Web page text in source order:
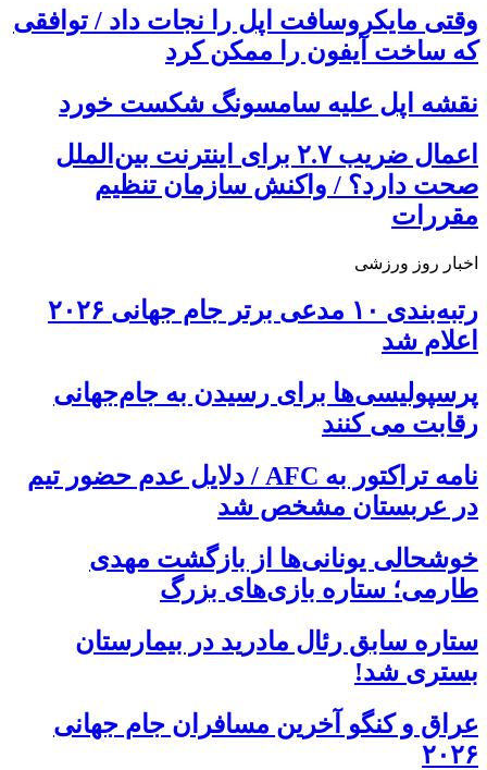
وقتی مایکروسافت اپل را نجات داد / توافقی
که ساخت آیفون را ممکن کرد
نقشه اپل علیه سامسونگ شکست خورد
اعمال ضریب ۲.۷ برای اینترنت بین‌الملل
صحت دارد؟ / واکنش سازمان تنظیم
مقررات
اخبار روز ورزشی
رتبه‌بندی ۱۰ مدعی برتر جام جهانی ۲۰۲۶
اعلام شد
پرسپولیسی‌ها برای رسیدن به جام‌جهانی
رقابت می کنند
نامه تراکتور به AFC / دلایل عدم حضور تیم
در عربستان مشخص شد
خوشحالی یونانی‌ها از بازگشت مهدی
طارمی؛ ستاره بازی‌های بزرگ
ستاره سابق رئال مادرید در بیمارستان
بستری شد!
عراق و کنگو آخرین مسافران جام جهانی
۲۰۲۶